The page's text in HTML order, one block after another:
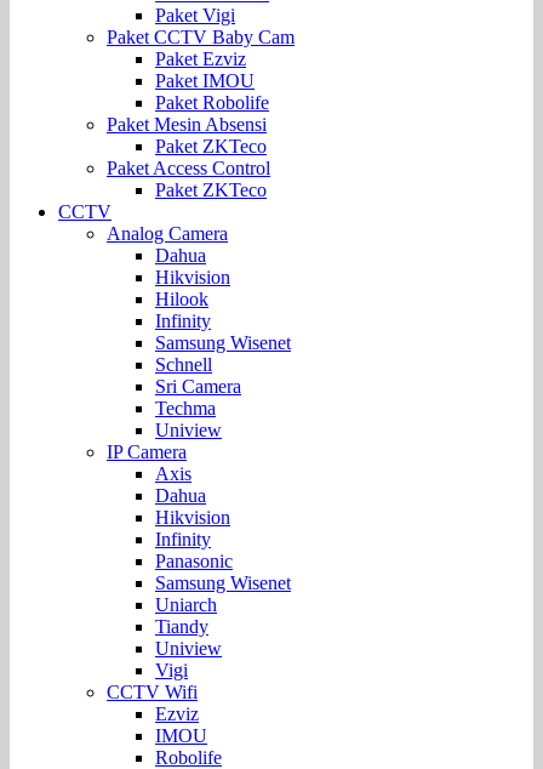
Paket Vigi
Paket CCTV Baby Cam
Paket Ezviz
Paket IMOU
Paket Robolife
Paket Mesin Absensi
Paket ZKTeco
Paket Access Control
Paket ZKTeco
CCTV
Analog Camera
Dahua
Hikvision
Hilook
Infinity
Samsung Wisenet
Schnell
Sri Camera
Techma
Uniview
IP Camera
Axis
Dahua
Hikvision
Infinity
Panasonic
Samsung Wisenet
Uniarch
Tiandy
Uniview
Vigi
CCTV Wifi
Ezviz
IMOU
Robolife